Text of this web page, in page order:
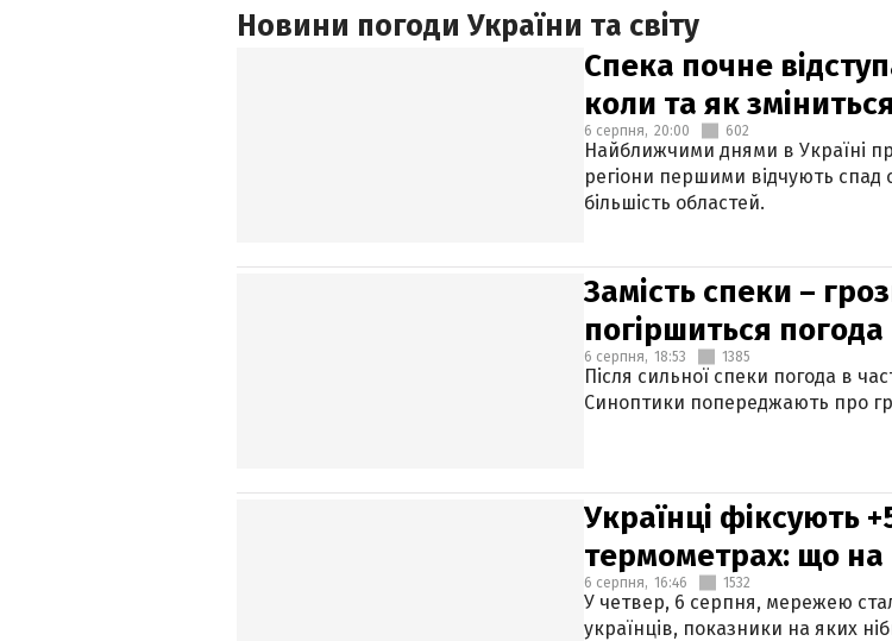
Новини погоди України та світу
Спека почне
коли та як
6 серпня, 20:00 602
Найближчими днями в Україні
регіони першими відчують
більшість областей.
Замість спеки –
погіршиться погода
6 серпня, 18:53 1385
Після сильної спеки погода в
Синоптики попереджають про
Українці фіксують
термометрах: що
6 серпня, 16:46 1532
У четвер, 6 серпня, мережею
українців, показники на яких